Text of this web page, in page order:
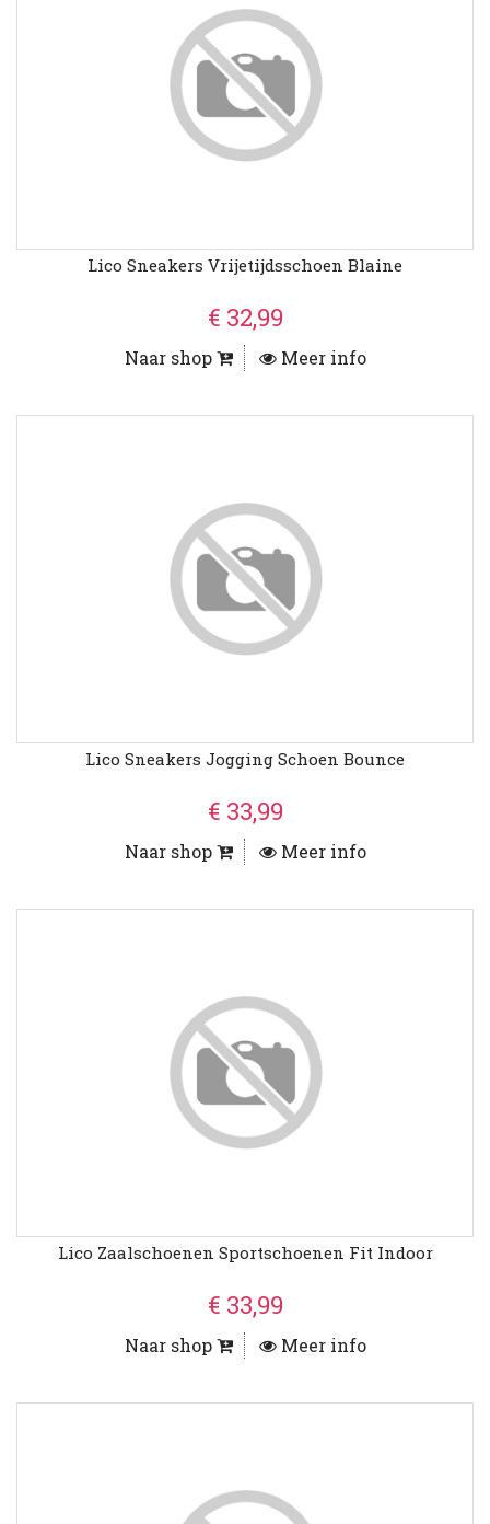
Lico Sneakers Vrijetijdsschoen Blaine
€ 32,99
Naar shop Meer info
Lico Sneakers Jogging Schoen Bounce
€ 33,99
Naar shop Meer info
Lico Zaalschoenen Sportschoenen Fit Indoor
€ 33,99
Naar shop Meer info